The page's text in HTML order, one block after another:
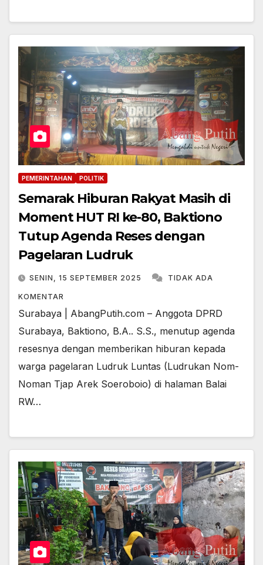
PEMERINTAHAN POLITIK
Semarak Hiburan Rakyat Masih di
Moment HUT RI ke-80, Baktiono
Tutup Agenda Reses dengan
Pagelaran Ludruk
SENIN, 15 SEPTEMBER 2025 TIDAK ADA
KOMENTAR
Surabaya | AbangPutih.com – Anggota DPRD
Surabaya, Baktiono, B.A.. S.S., menutup agenda
resesnya dengan memberikan hiburan kepada
warga pagelaran Ludruk Luntas (Ludrukan Nom-
Noman Tjap Arek Soeroboio) di halaman Balai
RW…